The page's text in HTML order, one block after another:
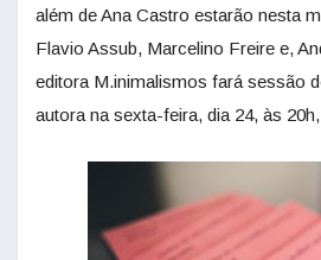
além de Ana Castro estarão nesta
Flavio Assub, Marcelino Freire e,
editora M.inimalismos fará sessão
autora na sexta-feira, dia 24, às